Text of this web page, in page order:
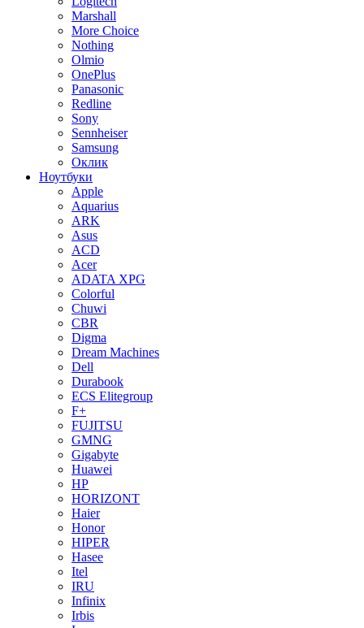
Marshall
More Choice
Nothing
Olmio
OnePlus
Panasonic
Redline
Sony
Sennheiser
Samsung
Оклик
Ноутбуки
Apple
Aquarius
ARK
Asus
ACD
Acer
ADATA XPG
Colorful
Chuwi
CBR
Digma
Dream Machines
Dell
Durabook
ECS Elitegroup
F+
FUJITSU
GMNG
Gigabyte
Huawei
HP
HORIZONT
Haier
Honor
HIPER
Hasee
Itel
IRU
Infinix
Irbis